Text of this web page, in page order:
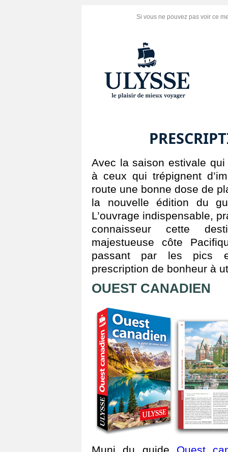
Si vous ne pouvez pas voir ce
Avec la saison estivale
à ceux qui trépignent
route une bonne dose de
la nouvelle édition du
L’ouvrage indispensable,
connaisseur cette
majestueuse côte
passant par les pics
prescription de bonheur à
OUEST CANADIEN
Muni du guide Ouest